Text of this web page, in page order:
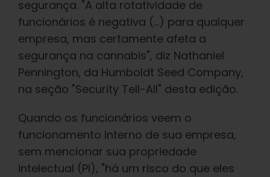
segurança. "A alta rotatividade de
funcionários é negativa (...) para qualquer
empresa, mas certamente afeta a
segurança na cannabis", diz Nathaniel
Pennington, da Humboldt Seed Company,
na seção "Security Tell-All" desta edição.
Quando os funcionários veem o
funcionamento interno de sua empresa,
sem mencionar sua propriedade
intelectual (PI), "há um risco do que eles